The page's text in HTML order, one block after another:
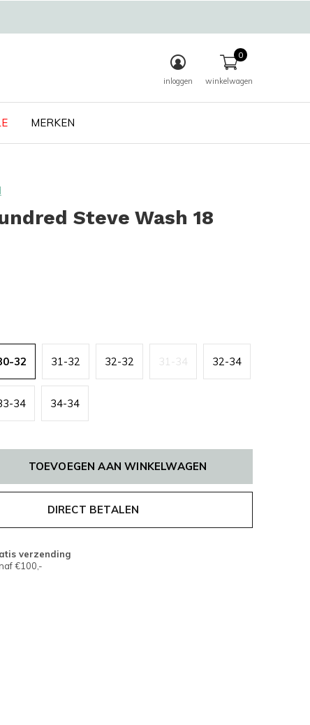
MERKEN
inloggen winkelwagen
0
Steve Wash 18
32 31-32 32-32 31-34 32-34
34 34-34
TOEVOEGEN AAN WINKELWAGEN
DIRECT BETALEN
verzending
€100,-